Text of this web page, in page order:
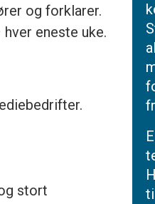
og forklarer.
eneste uke.
stort